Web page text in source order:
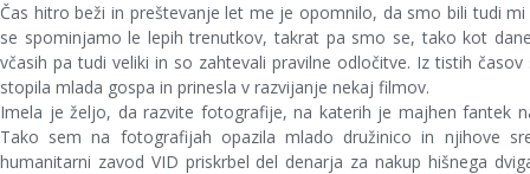
Čas hitro beži in preštevanje let me je opomnilo, da smo bili tudi
se spominjamo le lepih trenutkov, takrat pa smo se, tako kot
včasih pa tudi veliki in so zahtevali pravilne odločitve. Iz tistih
stopila mlada gospa in prinesla v razvijanje nekaj filmov.
Imela je željo, da razvite fotografije, na katerih je majhen fantek
Tako sem na fotografijah opazila mlado družinico in njihove
humanitarni zavod VID priskrbel del denarja za nakup hišnega